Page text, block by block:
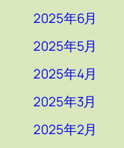
2025年6月
2025年5月
2025年4月
2025年3月
2025年2月